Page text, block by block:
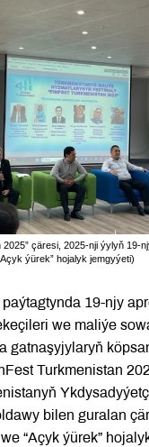
çäresi, 2025-nji ýylyň 19-
ýürek” hojalyk jemgyýeti)
19-njy
we maliýe
gatnaşyjylaryň
Turkmenistan
bilen guralan
“Açyk ýürek”